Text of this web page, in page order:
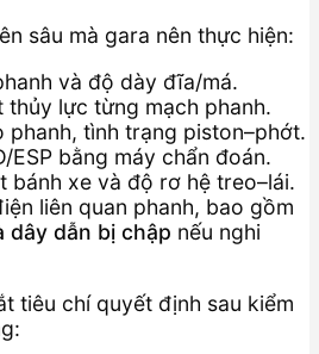
sâu mà gara nên thực hiện:
và độ dày đĩa/má.
thủy lực từng mạch phanh.
phanh, tình trạng piston–phớt.
ESP bằng máy chẩn đoán.
bánh xe và độ rơ hệ treo–lái.
liên quan phanh, bao gồm
dây dẫn bị chập nếu nghi
tiêu chí quyết định sau kiểm